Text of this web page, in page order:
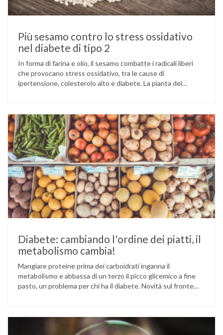
Più sesamo contro lo stress ossidativo
nel diabete di tipo 2
In forma di farina e olio, il sesamo combatte i radicali liberi
che provocano stress ossidativo, tra le cause di
ipertensione, colesterolo alto e diabete. La pianta del
utilizzati per la preparazione di numerosi piatti, ma …
Diabete: cambiando l'ordine dei piatti, il
metabolismo cambia!
Mangiare proteine prima dei carboidrati inganna il
metabolismo e abbassa di un terzo il picco glicemico a fine
pasto, un problema per chi ha il diabete. Novità sul fronte
come ingannare il metabolismo ed evitare che gli zuccheri …